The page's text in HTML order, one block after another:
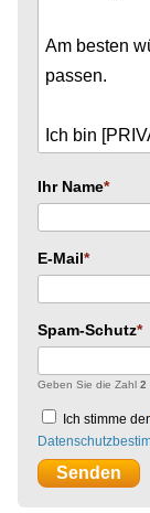
Ihr Name
E-Mail
Spam-Schutz
Geben Sie die Zahl 2
Ich stimme